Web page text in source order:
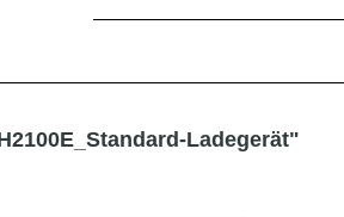
Ladegerät"